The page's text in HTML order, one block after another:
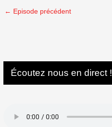
← Episode précédent
Écoutez nous en direct !